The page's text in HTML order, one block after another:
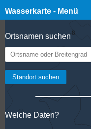
Wasserkarte - Menü
Ortsnamen suchen
Welche Daten?
☰ Wasserkarte